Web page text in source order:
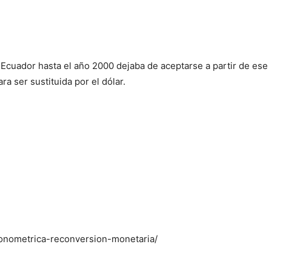
hasta el año 2000 dejaba de aceptarse a partir de ese
ser sustituida por el dólar.
reconversion-monetaria/